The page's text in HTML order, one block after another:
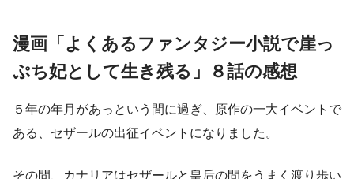
漫画「よくあるファンタジー小説で崖っ
ぷち妃として生き残る」８話の感想
５年の年月があっという間に過ぎ、原作の一大イベントで
ある、セザールの出征イベントになりました。
その間、カナリアはセザールと皇后の間をうまく渡り歩い